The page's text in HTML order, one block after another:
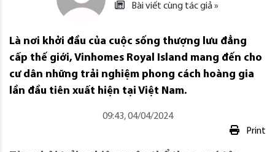
Bài viết cùng tác giả »
Là nơi khởi đầu của cuộc sống thượng lưu đẳng
cấp thế giới, Vinhomes Royal Island mang đến cho
cư dân những trải nghiệm phong cách hoàng gia
lần đầu tiên xuất hiện tại Việt Nam.
09:43, 04/04/2024
Print